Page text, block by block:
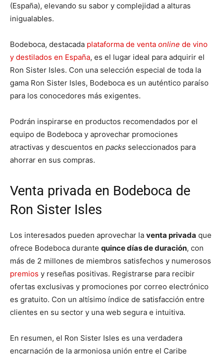
(España), elevando su sabor y complejidad a alturas
inigualables.
Bodeboca, destacada plataforma de venta online de vino
y destilados en España, es el lugar ideal para adquirir el
Ron Sister Isles. Con una selección especial de toda la
gama Ron Sister Isles, Bodeboca es un auténtico paraíso
para los conocedores más exigentes.
Podrán inspirarse en productos recomendados por el
equipo de Bodeboca y aprovechar promociones
atractivas y descuentos en packs seleccionados para
ahorrar en sus compras.
Venta privada en Bodeboca de
Ron Sister Isles
Los interesados pueden aprovechar la venta privada que
ofrece Bodeboca durante quince días de duración, con
más de 2 millones de miembros satisfechos y numerosos
premios y reseñas positivas. Registrarse para recibir
ofertas exclusivas y promociones por correo electrónico
es gratuito. Con un altísimo índice de satisfacción entre
clientes en su sector y una web segura e intuitiva.
En resumen, el Ron Sister Isles es una verdadera
encarnación de la armoniosa unión entre el Caribe